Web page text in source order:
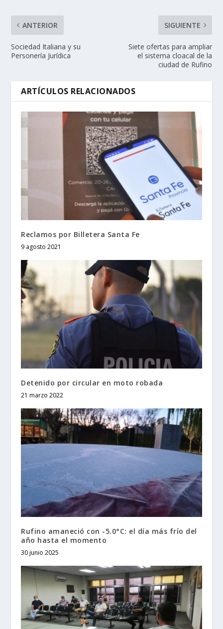
ANTERIOR
Sociedad Italiana y su
Personería Jurídica
SIGUIENTE
Siete ofertas para ampliar
el sistema cloacal de la
ciudad de Rufino
ARTÍCULOS RELACIONADOS
Reclamos por Billetera Santa Fe
9 agosto 2021
Detenido por circular en moto robada
21 marzo 2022
Rufino amaneció con -5.0°C: el día más frío del
año hasta el momento
30 junio 2025